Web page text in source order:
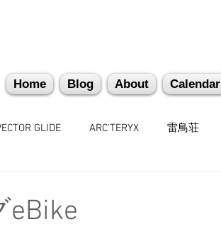
Home Blog About Calendar
GLIDE ARC'TERYX 雷鳥荘